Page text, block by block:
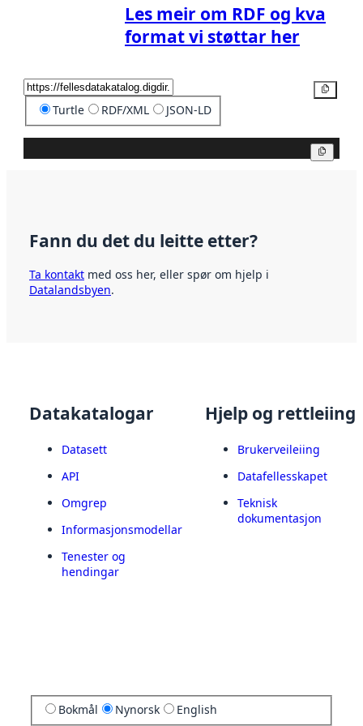
Les meir om RDF og kva
format vi støttar her
Turtle RDF/XML JSON-LD
Fann du det du leitte etter?
Ta kontakt med oss her, eller spør om hjelp i
Datalandsbyen.
Datakatalogar
Datasett
API
Omgrep
Informasjonsmodellar
Tenester og
hendingar
Hjelp og rettleiing
Brukerveileiing
Datafellesskapet
Teknisk
dokumentasjon
Bokmål Nynorsk English